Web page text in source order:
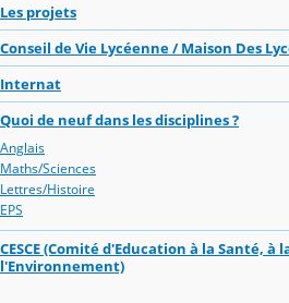
Les projets
Conseil de Vie Lycéenne / Maison Des
Internat
Quoi de neuf dans les disciplines ?
Anglais
Maths/Sciences
Lettres/Histoire
EPS
CESCE (Comité d'Education à la Santé, à
l'Environnement)